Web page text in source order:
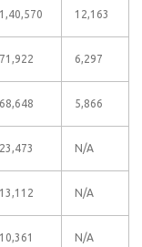
1,40,570 12,163
71,922 6,297
68,648 5,866
23,473 N/A
13,112 N/A
10,361 N/A